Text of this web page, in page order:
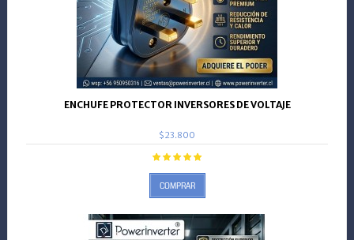
ENCHUFE PROTECTOR INVERSORES DE VOLTAJE
$23.800
COMPRAR